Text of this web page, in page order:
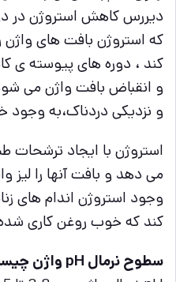
دیررس کاهش استروژن در
که استروژن بافت های
کند ، دوره های پیوسته
و انقباض بافت واژن می
و نزدیکی دردناک،به وجود
استروژن با ایجاد ترشحات
می دهد و بافت آنها را لیز
وجود استروژن اندام های
کند که خوب روغن کاری
سطوح نرمال pH واژن چیست؟